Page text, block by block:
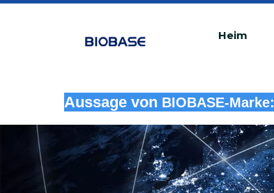
Heim
Aussage von BIOBASE-Marke: